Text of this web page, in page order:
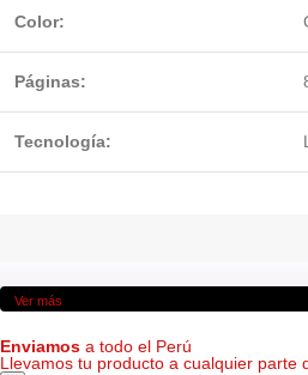
Color:
Páginas:
Tecnología:
Ver más
Enviamos a todo el Perú
Llevamos tu producto a cualquier parte